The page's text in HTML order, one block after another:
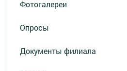
Фотогалереи
Опросы
Документы филиала